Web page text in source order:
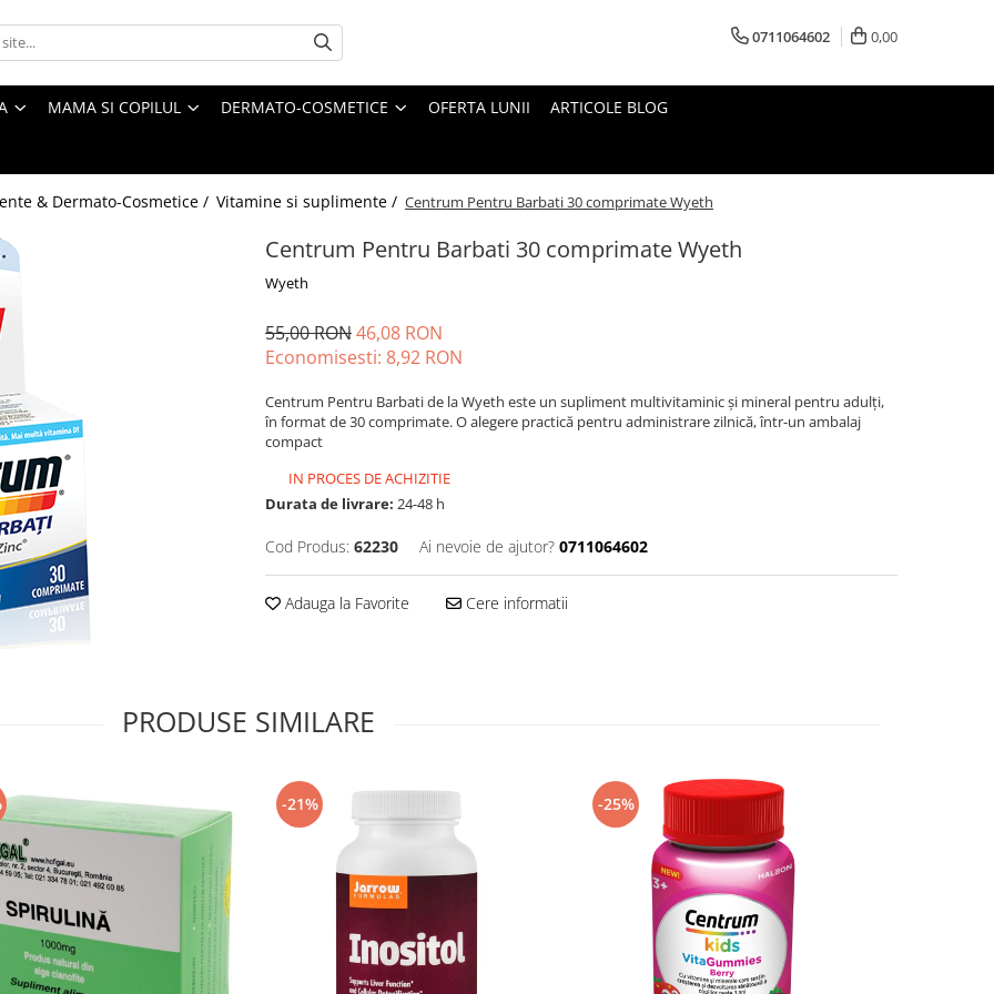
0711064602 0,00
MAMA SI COPILUL DERMATO-COSMETICE OFERTA LUNII ARTICOLE BLOG
& Dermato-Cosmetice / Vitamine si suplimente / Centrum Pentru Barbati 30 comprimate Wyeth
Centrum Pentru Barbati 30 comprimate Wyeth
Wyeth
55,00 RON46,08 RON
Economisesti: 8,92 RON
Centrum Pentru Barbati de la Wyeth este un supliment multivitaminic și mineral pentru adulți,
în format de 30 comprimate. O alegere practică pentru administrare zilnică, într-un ambalaj
compact
IN PROCES DE ACHIZITIE
Durata de livrare: 24-48 h
Cod Produs: 62230 Ai nevoie de ajutor? 0711064602
Adauga la Favorite Cere informatii
PRODUSE SIMILARE
-21% -25%